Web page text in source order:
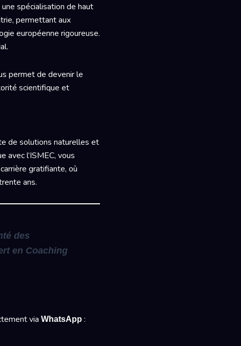
spécialisation de haut
permettant aux
européenne rigoureuse.
permet de devenir le
scientifique et
de solutions naturelles et
avec l’ISMEC, vous
gratifiante, où
ans.
des
en Coaching
via WhatsApp :